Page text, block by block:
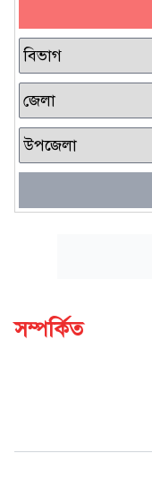
সম্পর্কিত